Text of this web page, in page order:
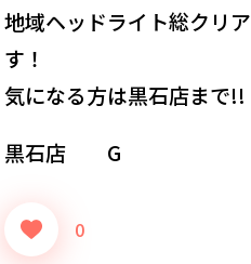
地域ヘッドライト総クリ
す！
気になる方は黒石店まで!!
黒石店 G
0